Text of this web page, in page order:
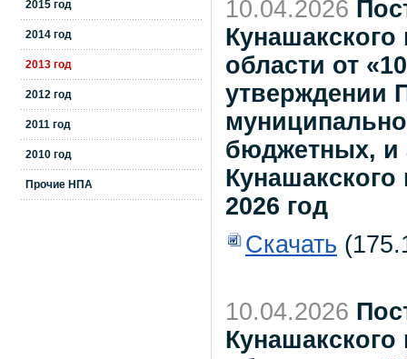
2015 год
2014 год
2013 год
2012 год
2011 год
2010 год
Прочие НПА
10.04.2026
области от
утверждении
бюджетных, и
2026 год
Скачать
10.04.2026